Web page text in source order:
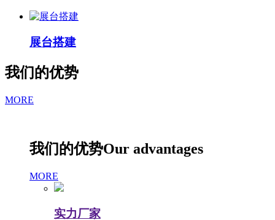
展台搭建
我们的优势
MORE
我们的优势Our advantages
MORE
实力厂家